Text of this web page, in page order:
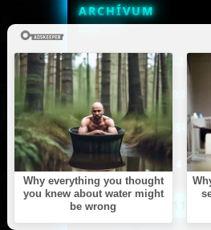
ARCHÍVUM
<< JÚLIUS
<< 2024
HÉ KE SZE CSÜ
2 3 5
8